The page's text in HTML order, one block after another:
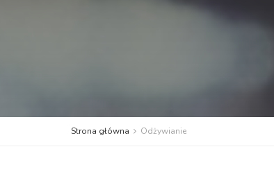
Strona główna Odżywianie